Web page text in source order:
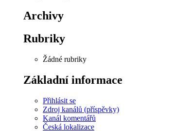
Archivy
Rubriky
Žádné rubriky
Základní informace
Přihlásit se
Zdroj kanálů (příspěvky)
Kanál komentářů
Česká lokalizace